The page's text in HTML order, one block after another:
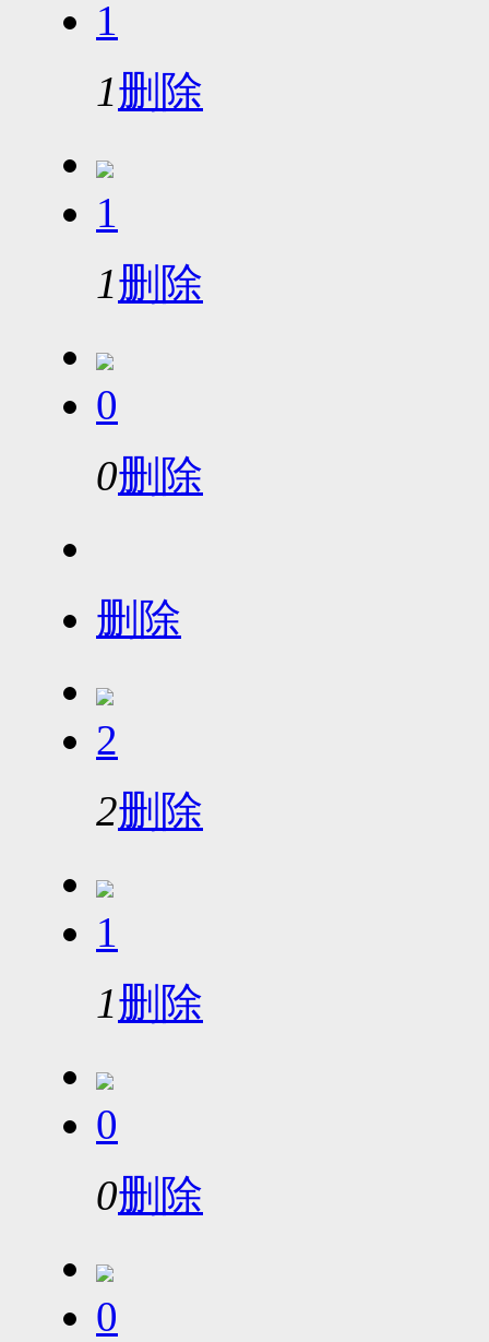
1
1删除
1
1删除
0
0删除
删除
2
2删除
1
1删除
0
0删除
0